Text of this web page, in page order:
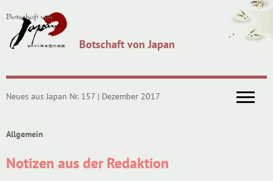
Botschaft von Japan
Neues aus Japan Nr. 157 | Dezember 2017
Allgemein
Notizen aus der Redaktion